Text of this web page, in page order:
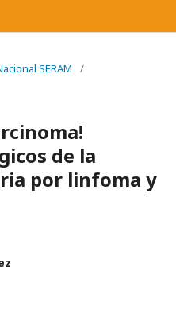
SERAM
/
de la
por linfoma y